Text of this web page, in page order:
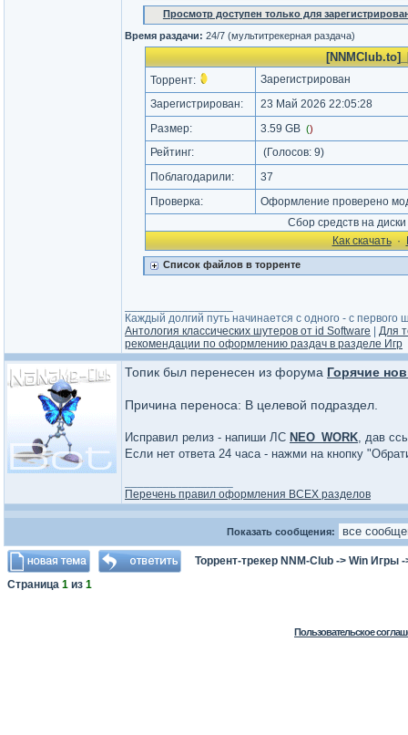
Просмотр доступен только для
Время раздачи: 24/7 (мультитрекерная раздача)
Торрент:
Зарегистрирован
Зарегистрирован:
23 Май 2026 22:05:28
Размер:
3.59 GB ()
Рейтинг: (Голосов: 9)
Поблагодарили:
37
Проверка:
Оформление проверено
Сбор средств на
Как cкачать·
Список файлов в торренте
Каждый долгий путь начинается с одного - с первого
Антология классических шутеров от id Software
Для
рекомендации по оформлению раздач в разделе Игр
Топик был перенесен из форума Горячие
Причина переноса: В целевой подраздел.
Исправил релиз - напиши ЛС NEO_WORK, дав
Если нет ответа 24 часа - нажми на кнопку
Перечень правил оформления ВСЕХ разделов
Показать сообщения:
Торрент-трекер NNM-Club -> Win Игры
Страница 1 из 1
Пользовательское